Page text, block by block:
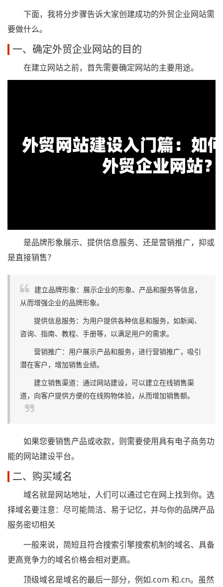
下面，我将分步骤告诉大家创建成功的外贸企业网站需
要做什么。
一、确定外贸企业网站的目的
在建立网站之前，首先需要确定网站的主要用途。
是品牌形象展示、提供信息服务、还是营销推广，抑或
是直接销售？
建立品牌形象：展示企业的形象、产品和服务等信息，
从而增强企业的品牌形象。
提供信息服务：为用户提供各种信息和服务，如新闻、
咨询、指南、教程、手册等，以满足用户的需求。
营销推广：用户展示产品和服务，进行营销推广，吸引
潜在客户，增加销售业绩。
建立销售渠道：通过网站建设，可以建立在线销售渠
道，向客户提供方便的在线购物体验，从而增加销售额。
如果您要销售产品或收款，则需要使用具有电子商务功
能的网站建设平台。
二、购买域名
域名就是网站地址，人们可以通过它在网上找到你。选
择域名要注意：尽可能简洁、易于记忆，并与你的品牌产品
服务密切相关
一般来说，简短且符合搜索引擎搜索机制的域名、具备
更高竞争力的域名价格会相对更高。
顶级域名是域名的最后一部分，例如.com 和.cn。虽然